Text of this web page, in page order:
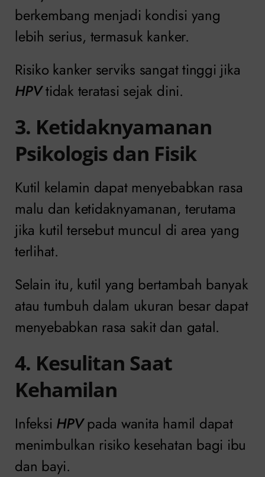
berkembang menjadi kondisi yang
lebih serius, termasuk kanker.
Risiko kanker serviks sangat tinggi jika
HPVtidak teratasi sejak dini.
3. Ketidaknyamanan
Psikologis dan Fisik
Kutil kelamin dapat menyebabkan rasa
malu dan ketidaknyamanan, terutama
jika kutil tersebut muncul di area yang
terlihat.
Selain itu, kutil yang bertambah banyak
atau tumbuh dalam ukuran besar dapat
menyebabkan rasa sakit dan gatal.
4. Kesulitan Saat
Kehamilan
Infeksi HPVpada wanita hamil dapat
menimbulkan risiko kesehatan bagi ibu
dan bayi.